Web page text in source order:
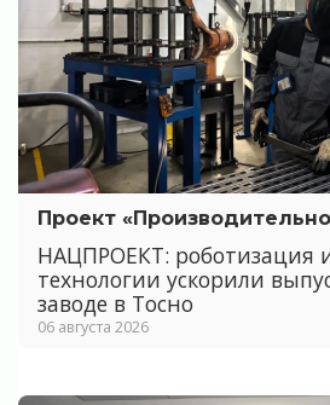
Проект
НАЦПРОЕКТ: роботизация
технологии ускорили
заводе в Тосно
06 августа 2026